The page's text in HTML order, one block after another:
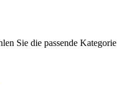
Sie die passende Kategorie